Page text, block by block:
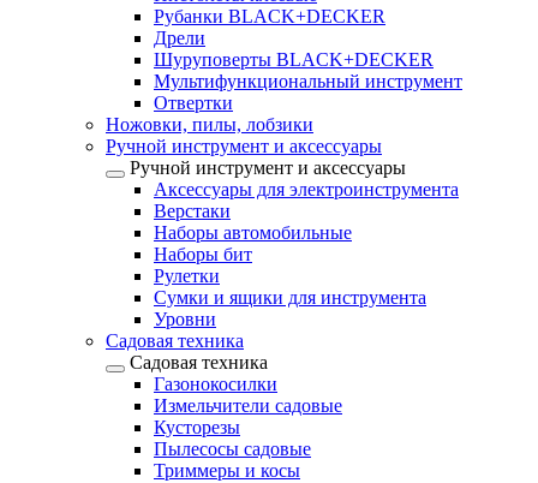
Рубанки BLACK+DECKER
Дрели
Шуруповерты BLACK+DECKER
Мультифункциональный инструмент
Отвертки
Ножовки, пилы, лобзики
Ручной инструмент и аксессуары
Ручной инструмент и аксессуары
Аксессуары для электроинструмента
Верстаки
Наборы автомобильные
Наборы бит
Рулетки
Сумки и ящики для инструмента
Уровни
Садовая техника
Садовая техника
Газонокосилки
Измельчители садовые
Кусторезы
Пылесосы садовые
Триммеры и косы